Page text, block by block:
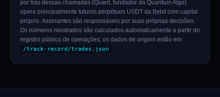
por trás dessas chamadas (Quant, fundador da Quantum Algo)
opera principalmente futuros perpétuos USDT da Bybit com capital
próprio. Assinantes são responsáveis por suas próprias decisões.
Os números mostrados são calculados automaticamente a partir do
registro público de operações; os dados de origem estão em
/track-record/trades.json .